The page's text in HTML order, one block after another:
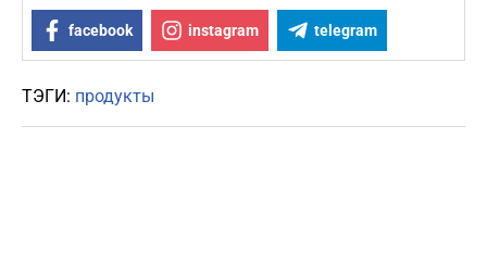
facebook instagram telegram
ТЭГИ: продукты